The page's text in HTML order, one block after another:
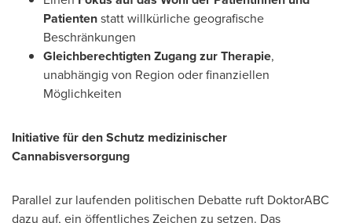
Patientenstatt willkürliche geografische
Beschränkungen
Gleichberechtigten Zugang zur Therapie,
unabhängig von Region oder finanziellen
Möglichkeiten
Initiative für den Schutz medizinischer
Cannabisversorgung
Parallel zur laufenden politischen Debatte ruft DoktorABC
dazu auf, ein öffentliches Zeichen zu setzen. Das